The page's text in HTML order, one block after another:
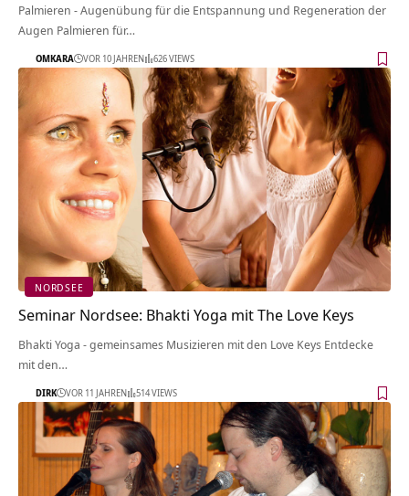
Palmieren - Augenübung für die Entspannung und Regeneration der
Augen Palmieren für…
OMKARA VOR 10 JAHREN 626 VIEWS
NORDSEE
Seminar Nordsee: Bhakti Yoga mit The Love Keys
Bhakti Yoga - gemeinsames Musizieren mit den Love Keys Entdecke
mit den…
DIRK VOR 11 JAHREN 514 VIEWS